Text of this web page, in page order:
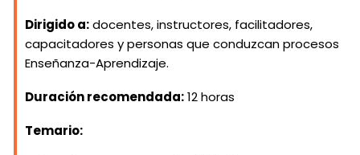
Dirigido a:docentes, instructores, facilitadores,
capacitadores y personas que conduzcan procesos
Enseñanza-Aprendizaje.
Duración recomendada:12 horas
Temario: